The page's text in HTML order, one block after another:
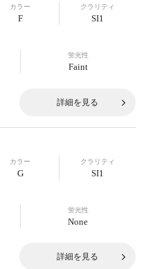
カラー
F
クラリティ
SI1
蛍光性
Faint
詳細を見る
カラー
G
クラリティ
SI1
蛍光性
None
詳細を見る